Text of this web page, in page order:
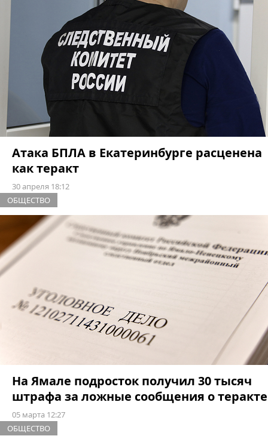
Атака БПЛА в Екатеринбурге расценена
как теракт
30 апреля 18:12
ОБЩЕСТВО
На Ямале подросток получил 30 тысяч
штрафа за ложные сообщения о теракте
05 марта 12:27
ОБЩЕСТВО